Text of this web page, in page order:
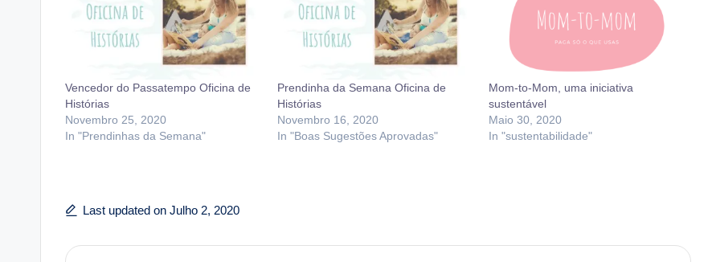
Vencedor do Passatempo Oficina de
Histórias
Novembro 25, 2020
In "Prendinhas da Semana"
Prendinha da Semana Oficina de
Histórias
Novembro 16, 2020
In "Boas Sugestões Aprovadas"
Mom-to-Mom, uma iniciativa
sustentável
Maio 30, 2020
In "sustentabilidade"
Last updated on Julho 2, 2020